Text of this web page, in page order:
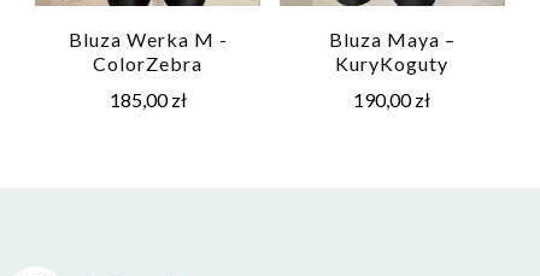
Bluza Werka M -
ColorZebra
185,00zł
Bluza Maya –
KuryKoguty
190,00zł